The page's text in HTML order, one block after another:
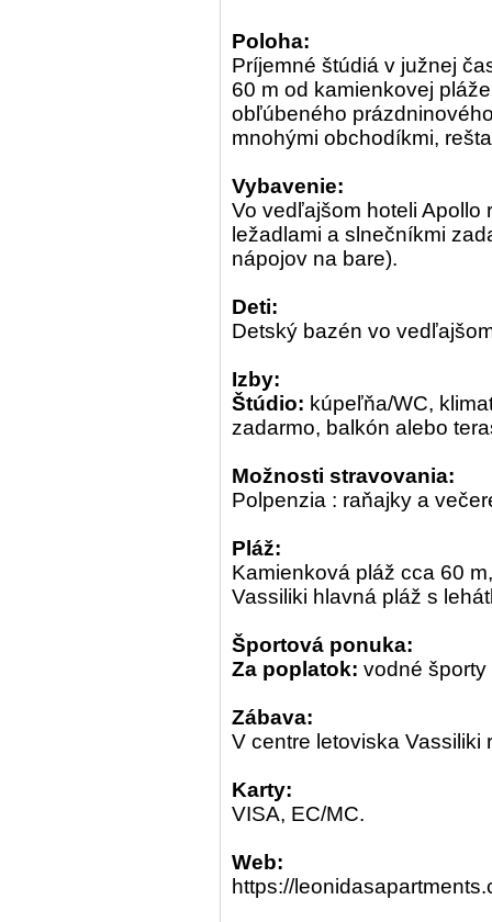
Poloha:
Príjemné štúdiá v južnej
60 m od kamienkovej
obľúbeného
mnohými obchodíkmi,
Vybavenie:
Vo vedľajšom hoteli Apollo
ležadlami a slnečníkmi
nápojov na bare).
Deti:
Detský bazén vo
Izby:
Štúdio: kúpeľňa/WC,
zadarmo, balkón alebo
Možnosti stravovania:
Polpenzia : raňajky a
Pláž:
Kamienková pláž cca 60
Vassiliki hlavná pláž s
Športová ponuka:
Za poplatok: vodné športy
Zábava:
V centre letoviska Vassiliki
Karty:
VISA, EC/MC.
Web:
https://